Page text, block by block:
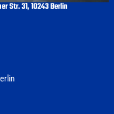
Str. 31, 10243 Berlin